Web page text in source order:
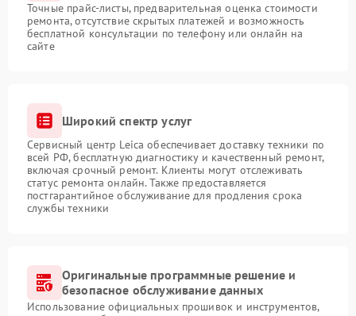
Точные прайс-листы, предварительная оценка стоимости
ремонта, отсутствие скрытых платежей и возможность
бесплатной консультации по телефону или онлайн на
сайте
Широкий спектр услуг
Сервисный центр Leica обеспечивает доставку техники по
всей РФ, бесплатную диагностику и качественный ремонт,
включая срочный ремонт. Клиенты могут отслеживать
статус ремонта онлайн. Также предоставляется
постгарантийное обслуживание для продления срока
службы техники
Оригинальные программные решение и
безопасное обслуживание данных
Использование официальных прошивок и инструментов,